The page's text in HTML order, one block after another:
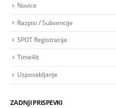
Novice
Razpisi / Subvencije
SPOT Registracija
Time4It
Usposabljanje
ZADNJI PRISPEVKI